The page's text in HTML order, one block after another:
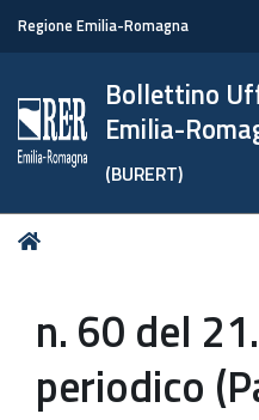
Regione Emilia-Romagna
Bollettino
Emilia-
(BURERT)
Tu
n. 60 del
periodico